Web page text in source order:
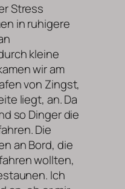
Stress
in ruhigere
kleine
wir am
von Zingst,
liegt, an. Da
so Dinger die
Die
an Bord, die
wollten,
Ich